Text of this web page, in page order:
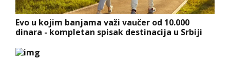
Evo u kojim banjama važi vaučer od 10.000
dinara - kompletan spisak destinacija u Srbiji